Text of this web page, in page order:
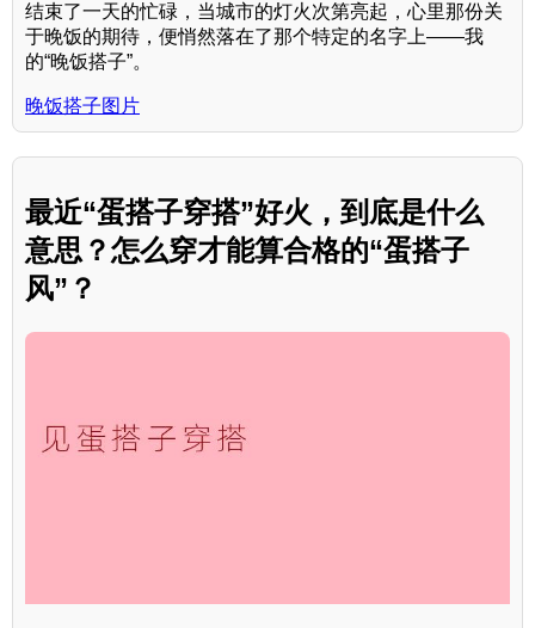
结束了一天的忙碌，当城市的灯火次第亮起，心里那份关
于晚饭的期待，便悄然落在了那个特定的名字上——我
的“晚饭搭子”。
晚饭搭子图片
最近“蛋搭子穿搭”好火，到底是什么
意思？怎么穿才能算合格的“蛋搭子
风”？